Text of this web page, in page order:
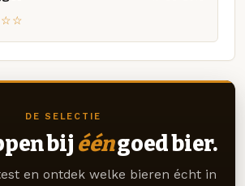
DE SELECTIE
bij ééngoed bier.
en ontdek welke bieren écht in